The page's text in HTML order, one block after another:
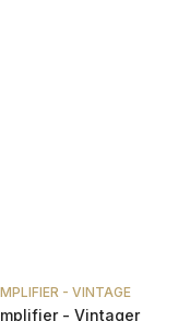
- VINTAGE
- Vintager